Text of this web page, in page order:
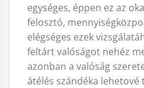
egységes, éppen ez az
felosztó,
elégséges ezek
feltárt valóságot nehéz
azonban a valóság
átélés szándéka lehetové